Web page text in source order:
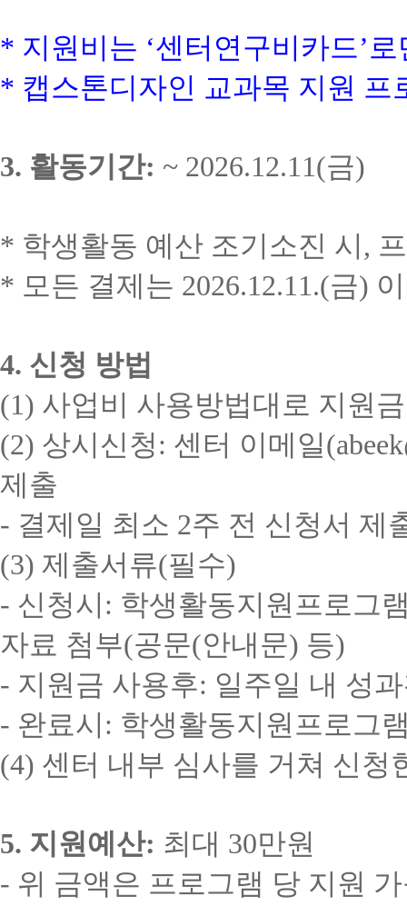
* 지원비는 ‘센터연구비카드’
* 캡스톤디자인 교과목 지원 프
3. 활동기간: ~ 2026.12.11(금)
* 학생활동 예산 조기소진 시 ,
* 모든 결제는 2026.12.11.(금)
4. 신청 방법
(1) 사업비 사용방법대로 지원
(2) 상시신청: 센터 이메일
제출
- 결제일 최소 2주 전 신청서 제
(3) 제출서류(필수)
- 신청시 : 학생활동지원프로그
자료 첨부(공문(안내문) 등)
- 지원금 사용후: 일주일 내 성
- 완료시 : 학생활동지원프로그
(4) 센터 내부 심사를 거쳐 신청
5. 지원예산: 최대 30만원
- 위 금액은 프로그램 당 지원